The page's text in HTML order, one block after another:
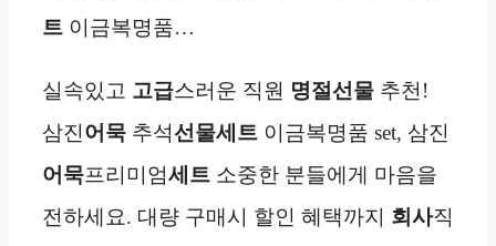
트 이금복명품…
실속있고 고급스러운 직원 명절선물 추천!
삼진어묵 추석선물세트 이금복명품 set, 삼진
어묵프리미엄세트 소중한 분들에게 마음을
전하세요. 대량 구매시 할인 혜택까지 회사직